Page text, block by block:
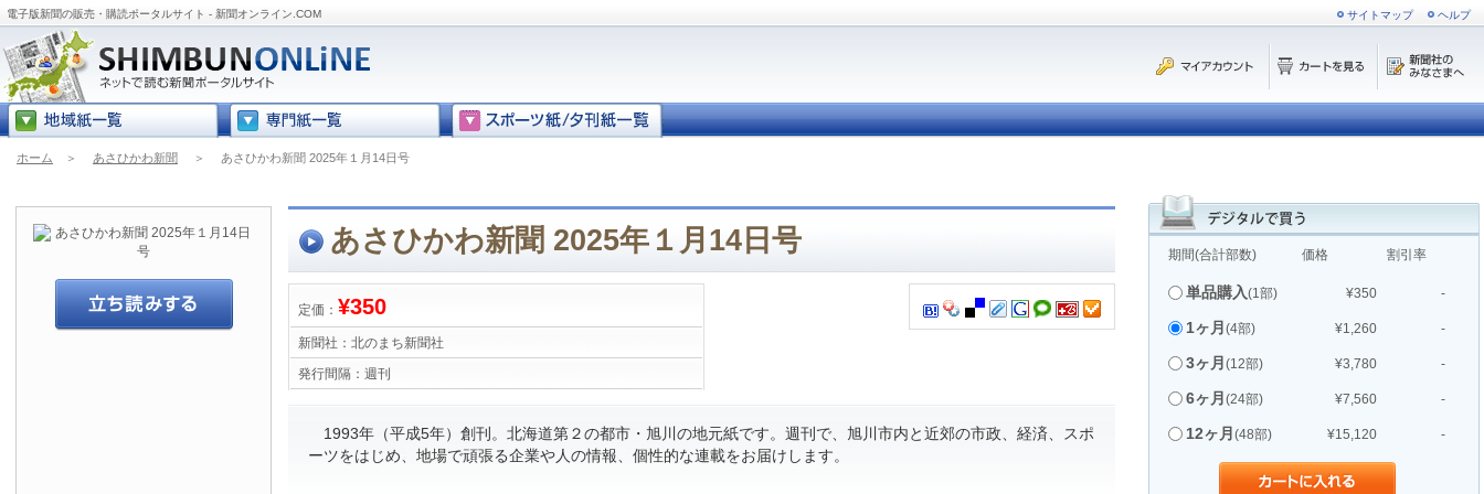
電子版新聞の販売・購読ポータルサイト - 新聞オンライン.COM サイトマップ ヘルプ
ホーム ＞ あさひかわ新聞 ＞ あさひかわ新聞 2025年１月14日号
期間(合計部数) 価格 割引率
単品購入(1部) ¥350 -
1ヶ月 (4部) ¥1,260 -
3ヶ月 (12部) ¥3,780 -
6ヶ月 (24部) ¥7,560 -
12ヶ月 (48部) ¥15,120 -
あさひかわ新聞 2025年１月14日号
定価： ¥350
新聞社： 北のまち新聞社
発行間隔： 週刊
1993年（平成5年）創刊。北海道第２の都市・旭川の地元紙です。週刊で、旭川市内と近郊の市政、経済、スポ
ーツをはじめ、地場で頑張る企業や人の情報、個性的な連載をお届けします。